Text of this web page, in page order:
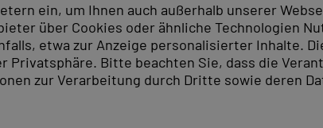
ein, um Ihnen auch außerhalb unserer
über Cookies oder ähnliche Technologien
etwa zur Anzeige personalisierter Inhalte.
Privatsphäre. Bitte beachten Sie, dass die
zur Verarbeitung durch Dritte sowie deren